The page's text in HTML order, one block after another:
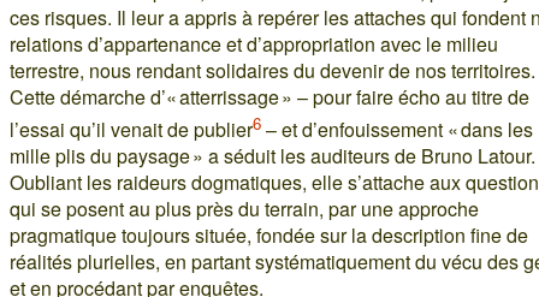
ces risques. Il leur a appris à repérer les attaches qui fondent
relations d’appartenance et d’appropriation avec le milieu
terrestre, nous rendant solidaires du devenir de nos territoires.
Cette démarche d’« atterrissage » – pour faire écho au titre de
l’essai qu’il venait de publier6 – et d’enfouissement « dans les
mille plis du paysage » a séduit les auditeurs de Bruno Latour.
Oubliant les raideurs dogmatiques, elle s’attache aux
qui se posent au plus près du terrain, par une approche
pragmatique toujours située, fondée sur la description fine de
réalités plurielles, en partant systématiquement du vécu des
et en procédant par enquêtes.